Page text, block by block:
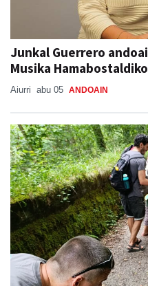
Junkal Guerrero
Musika
Aiurri abu 05 ANDOAIN